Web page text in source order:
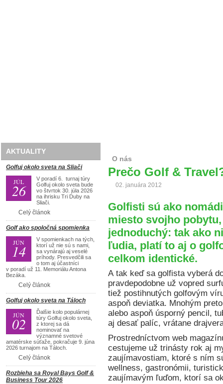
AKTUALITY
Golfuj okolo sveta na Sliači
JÚL
26
V poradí 6. turnaj túry
Golfuj okolo sveta bude
vo štvrtok 30. júla 2026
na ihrisku Tri Duby na
Sliači.
Celý článok
Golf ako spoločná spomienka
JÚN
14
V spomienkach na tých,
ktorí už nie sú s nami,
sa vynárajú aj veselé
príhody. Presvedčili sa
o tom aj účastníci
v poradí už 11. Memoriálu Antona
Bezáka.
Celý článok
Golfuj okolo sveta na Táloch
JÚN
02
Ďalšie kolo populárnej
túry Golfuj okolo sveta,
z ktorej sa dá
nominovať na
významné svetové
amatérske súťaže, pokračuje 9. júna
2026 turnajom na Táloch.
Celý článok
Rozbieha sa Royal Bays Golf &
Business Tour 2026
O nás
Prečo Golf &
02. januára 2012
Golfisti sú ako
miesto svojho
jednoduchý: tak ako
ľudia, platí to aj o
celkom identické.
A tak keď sa golfista vyberá
pravdepodobne už vopred
tiež postihnutých golfovým
aspoň deviatka. Mnohým
alebo aspoň úsporný pencil,
aj desať palíc, vrátane
Prostredníctvom web
cestujeme už trinásty rok aj
zaujímavostiam, ktoré s ním
wellness, gastronómii,
zaujímavým ľuďom, ktorí sa